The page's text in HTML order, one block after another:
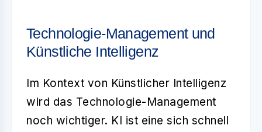
Technologie-Management und
Künstliche Intelligenz
Im Kontext von Künstlicher Intelligenz
wird das Technologie-Management
noch wichtiger. KI ist eine sich schnell